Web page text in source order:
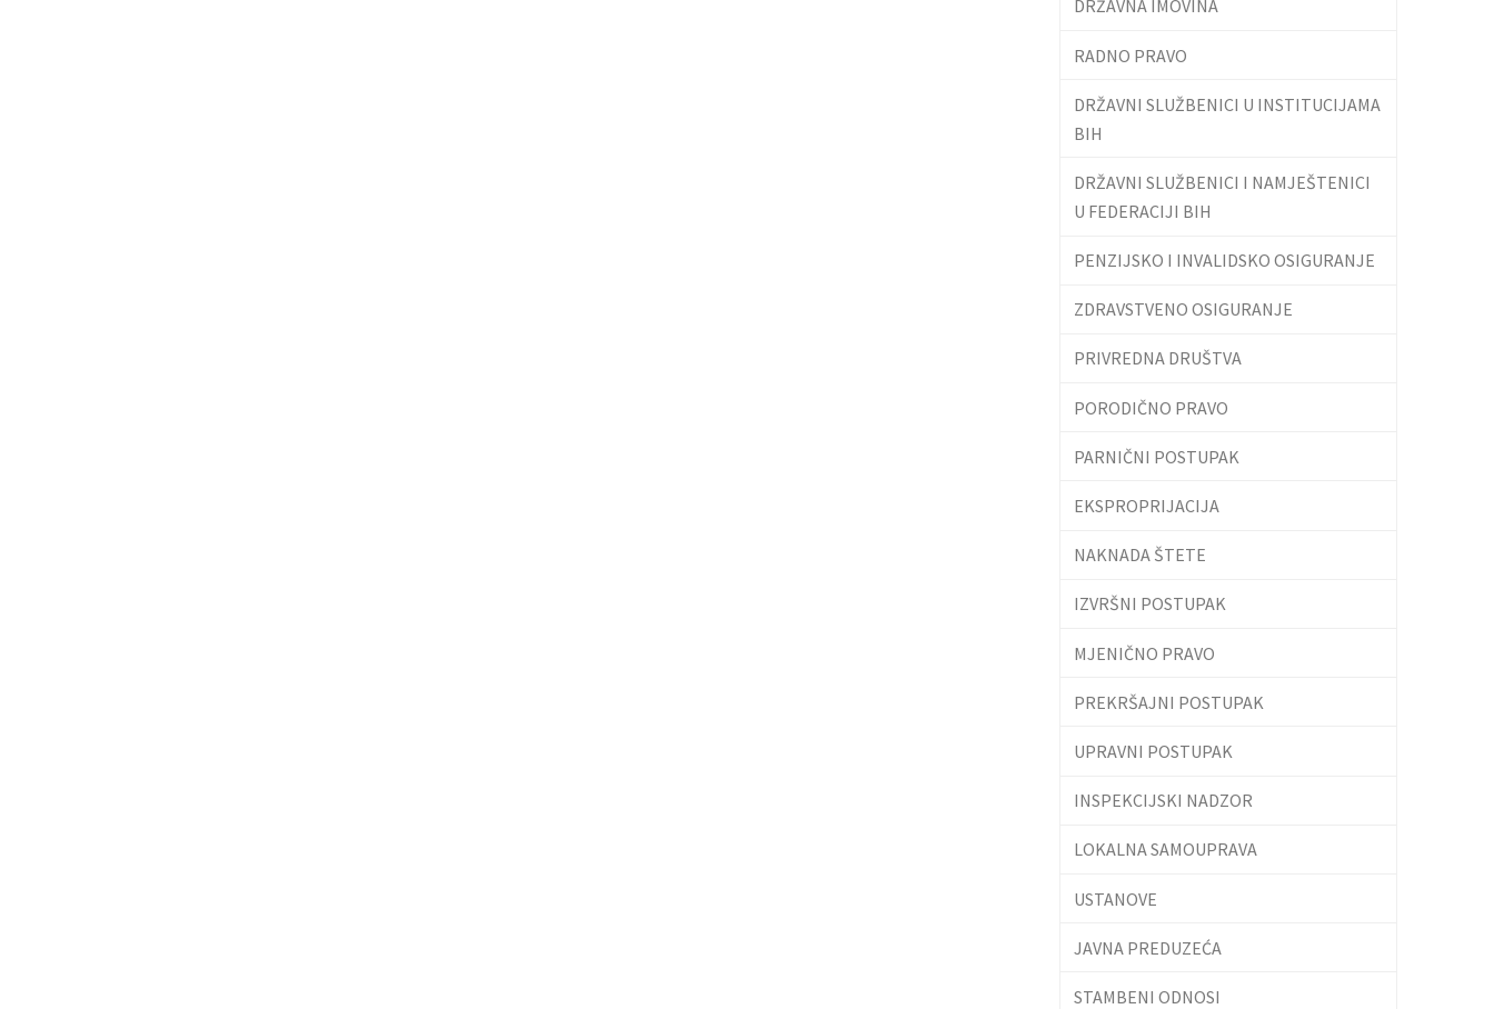
DRŽAVNA IMOVINA
RADNO PRAVO
DRŽAVNI SLUŽBENICI U INSTITUCIJAMA
BIH
DRŽAVNI SLUŽBENICI I NAMJEŠTENICI
U FEDERACIJI BIH
PENZIJSKO I INVALIDSKO OSIGURANJE
ZDRAVSTVENO OSIGURANJE
PRIVREDNA DRUŠTVA
PORODIČNO PRAVO
PARNIČNI POSTUPAK
EKSPROPRIJACIJA
NAKNADA ŠTETE
IZVRŠNI POSTUPAK
MJENIČNO PRAVO
PREKRŠAJNI POSTUPAK
UPRAVNI POSTUPAK
INSPEKCIJSKI NADZOR
LOKALNA SAMOUPRAVA
USTANOVE
JAVNA PREDUZEĆA
STAMBENI ODNOSI